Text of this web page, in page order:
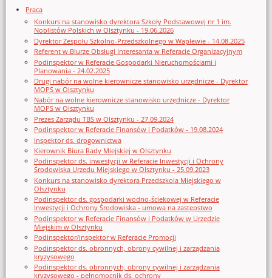
Praca
Konkurs na stanowisko dyrektora Szkoły Podstawowej nr 1 im.
Noblistów Polskich w Olsztynku - 19.06.2026
Dyrektor Zespołu Szkolno-Przedszkolnego w Waplewie - 14.08.2025
Referent w Biurze Obsługi Interesanta w Referacie Organizacyjnym
Podinspektor w Referacie Gospodarki Nieruchomościami i
Planowania - 24.02.2025
Drugi nabór na wolne kierownicze stanowisko urzędnicze - Dyrektor
MOPS w Olsztynku
Nabór na wolne kierownicze stanowisko urzędnicze - Dyrektor
MOPS w Olsztynku
Prezes Zarządu TBS w Olsztynku - 27.09.2024
Podinspektor w Referacie Finansów i Podatków - 19.08.2024
Inspektor ds. drogownictwa
Kierownik Biura Rady Miejskiej w Olsztynku
Podinspektor ds. inwestycji w Referacie Inwestycji i Ochrony
Środowiska Urzędu Miejskiego w Olsztynku - 25.09.2023
Konkurs na stanowisko dyrektora Przedszkola Miejskiego w
Olsztynku
Podinspektor ds. gospodarki wodno-ściekowej w Referacie
Inwestycji i Ochrony Środowiska - umowa na zastępstwo
Podinspektor w Referacie Finansów i Podatków w Urzędzie
Miejskim w Olsztynku
Podinspektor/inspektor w Referacie Promocji
Podinspektor ds. obronnych, obrony cywilnej i zarządzania
kryzysowego
Podinspektor ds. obronnych, obrony cywilnej i zarządzania
kryzysowego - pełnomocnik ds. ochrony